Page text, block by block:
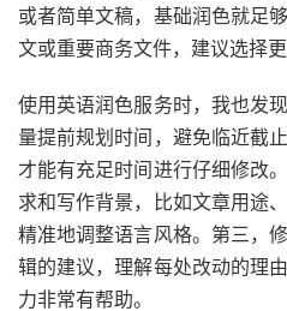
或者简单文稿，基础润色就足
文或重要商务文件，建议选择更
使用英语润色服务时，我也发
量提前规划时间，避免临近截
才能有充足时间进行仔细修改
求和写作背景，比如文章用途
精准地调整语言风格。第三，
辑的建议，理解每处改动的理
力非常有帮助。